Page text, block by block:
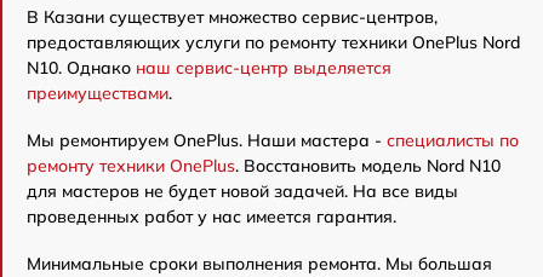
В Казани существует множество сервис-центров,
предоставляющих услуги по ремонту техники OnePlus Nord
N10. Однако наш сервис-центр выделяется
преимуществами.
Мы ремонтируем OnePlus. Наши мастера - специалисты по
ремонту техники OnePlus. Восстановить модель Nord N10
для мастеров не будет новой задачей. На все виды
проведенных работ у нас имеется гарантия.
Минимальные сроки выполнения ремонта. Мы большая